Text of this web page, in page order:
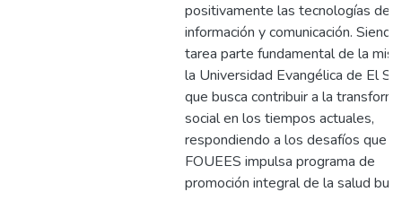
positivamente las tecnologías de
información y comunicación.
tarea parte fundamental de la
la Universidad Evangélica de El
que busca contribuir a la
social en los tiempos actuales,
respondiendo a los desafíos que
FOUEES impulsa programa de
promoción integral de la salud